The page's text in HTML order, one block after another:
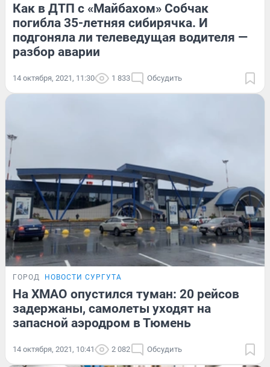
Как в ДТП с «Майбахом» Собчак
погибла 35-летняя сибирячка. И
подгоняла ли телеведущая водителя —
разбор аварии
14 октября, 2021, 11:30 1 833 Обсудить
ГОРОД НОВОСТИ СУРГУТА
На ХМАО опустился туман: 20 рейсов
задержаны, самолеты уходят на
запасной аэродром в Тюмень
14 октября, 2021, 10:41 2 082 Обсудить